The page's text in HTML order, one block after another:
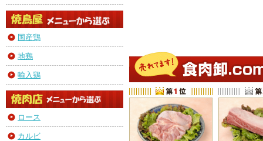
国産鶏
地鶏
輸入鶏
ロース
カルビ